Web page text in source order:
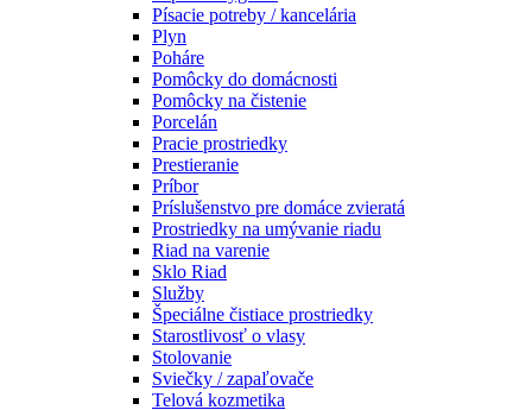
Písacie potreby / kancelária
Plyn
Poháre
Pomôcky do domácnosti
Pomôcky na čistenie
Porcelán
Pracie prostriedky
Prestieranie
Príbor
Príslušenstvo pre domáce zvieratá
Prostriedky na umývanie riadu
Riad na varenie
Sklo Riad
Služby
Špeciálne čistiace prostriedky
Starostlivosť o vlasy
Stolovanie
Sviečky / zapaľovače
Telová kozmetika